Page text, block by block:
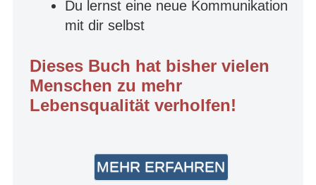
Du lernst eine neue Kommunikation
mit dir selbst
Dieses Buch hat bisher vielen
Menschen zu mehr
Lebensqualität verholfen!
MEHR ERFAHREN